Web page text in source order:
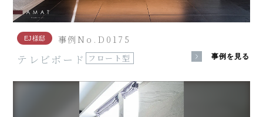
EJ様邸 事例No.D0175
テレビボード フロート型 事例を見る